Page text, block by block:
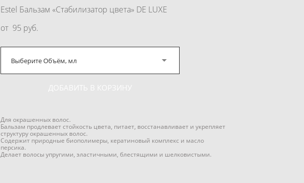
Estel Бальзам «Стабилизатор цвета» DE LUXE
от 95 pуб.
Выберите Объём, мл
ДОБАВИТЬ В КОРЗИНУ
Для окрашенных волос.
Бальзам продлевает стойкость цвета, питает, восстанавливает и укрепляет
структуру окрашенных волос.
Содержит природные биополимеры, кератиновый комплекс и масло
персика.
Делает волосы упругими, эластичными, блестящими и шелковистыми.